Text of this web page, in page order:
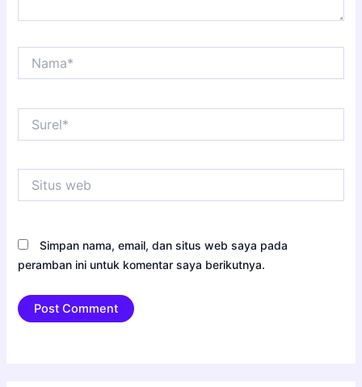
web
Simpan nama, email, dan situs web saya pada
peramban ini untuk komentar saya berikutnya.